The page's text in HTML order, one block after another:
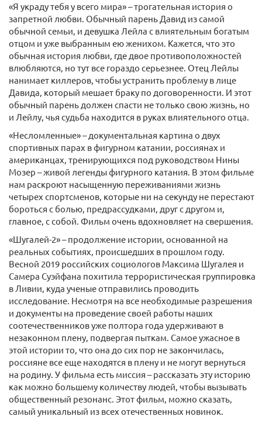
«Я украду тебя у всего мира» – трогательная история о
запретной любви. Обычный парень Давид из самой
обычной семьи, и девушка Лейла с влиятельным богатым
отцом и уже выбранным ею женихом. Кажется, что это
обычная история любви, где двое противоположностей
влюбляются, но тут все гораздо серьезнее. Отец Лейлы
нанимает киллеров, чтобы устранить проблему в лице
Давида, который мешает браку по договоренности. И этот
обычный парень должен спасти не только свою жизнь, но
и Лейлу, чья судьба находится в руках влиятельного отца.
«Несломленные» – документальная картина о двух
спортивных парах в фигурном катании, россиянах и
американцах, тренирующихся под руководством Нины
Мозер – живой легенды фигурного катания. В этом фильме
нам раскроют насыщенную переживаниями жизнь
четырех спортсменов, которые ни на секунду не перестают
бороться с болью, предрассудками, друг с другом и,
главное, с собой. Фильм очень вдохновляет на свершения.
«Шугалей-2» – продолжение истории, основанной на
реальных событиях, происшедших в прошлом году.
Весной 2019 российских социологов Максима Шугалея и
Самера Суэйфана похитила террористическая группировка
в Ливии, куда ученые отправились проводить
исследование. Несмотря на все необходимые разрешения
и документы на проведение своей работы наших
соотечественников уже полтора года удерживают в
незаконном плену, подвергая пыткам. Самое ужасное в
этой истории то, что она до сих пор не закончилась,
россияне все еще находятся в плену и не могут вернуться
на родину. У фильма есть миссия – рассказать эту историю
как можно большему количеству людей, чтобы вызывать
общественный резонанс. Этот фильм, можно сказать,
самый уникальный из всех отечественных новинок.